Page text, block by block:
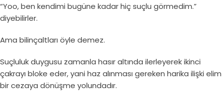
“Yoo, ben kendimi bugüne kadar hiç suçlu görmedim.”
diyebilirler.
Ama bilinçaltları öyle demez.
Suçluluk duygusu zamanla hasır altında ilerleyerek ikinci
çakrayı bloke eder, yani haz alınması gereken harika ilişki elim
bir cezaya dönüşme yolundadır.